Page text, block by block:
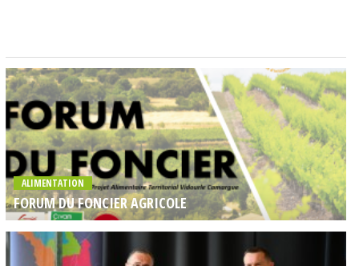
ALIMENTATION
FORUM DU FONCIER AGRICOLE